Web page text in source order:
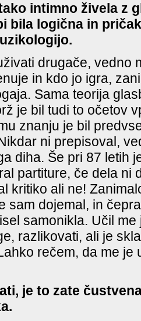
intimno živela z
bila logična in
drugače, vedno
in kdo jo igra,
Sama teorija
je bil tudi to očetov
znanju je bil
ni prepisoval,
diha. Še pri 87 letih
partiture, če dela ni
kritiko ali ne!
sam dojemal, in
samonikla. Učil
razlikovati, ali je
rečem, da me je
je to zate